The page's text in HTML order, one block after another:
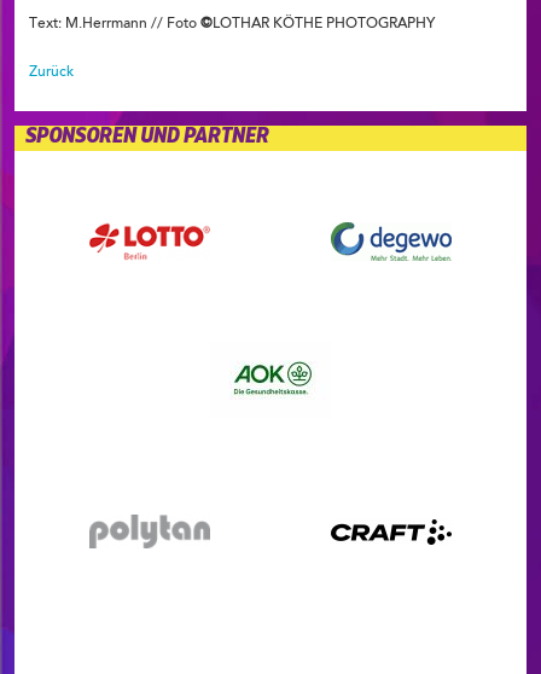
Text: M.Herrmann // Foto ©LOTHAR KÖTHE PHOTOGRAPHY
Zurück
SPONSOREN UND PARTNER